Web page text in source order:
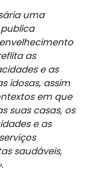
uma
as
e as
idosas, assim
em que
suas casas, os
e as
saudáveis,